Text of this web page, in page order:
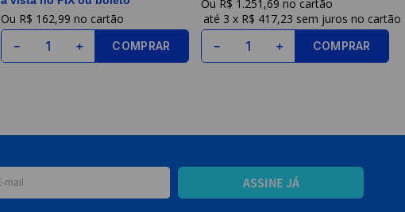
R$ 162,99
＋
－ COMPRAR
R$ 1 .251 ,69
3 x R$ 417,23 sem juros
＋
－ COMPRAR
ASSINE JÁ